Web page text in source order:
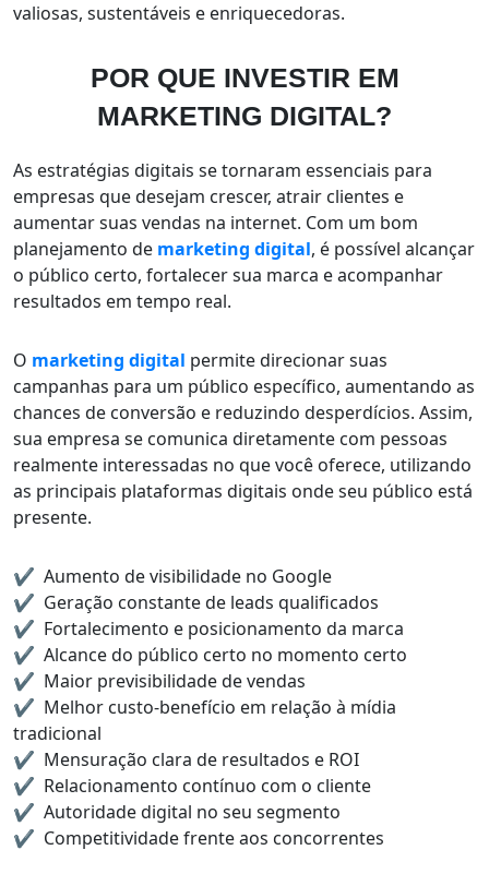
valiosas, sustentáveis e enriquecedoras.
POR QUE INVESTIR EM
MARKETING DIGITAL?
As estratégias digitais se tornaram essenciais para
empresas que desejam crescer, atrair clientes e
aumentar suas vendas na internet. Com um bom
planejamento de marketing digital, é possível alcançar
o público certo, fortalecer sua marca e acompanhar
resultados em tempo real.
O marketing digital permite direcionar suas
campanhas para um público específico, aumentando as
chances de conversão e reduzindo desperdícios. Assim,
sua empresa se comunica diretamente com pessoas
realmente interessadas no que você oferece, utilizando
as principais plataformas digitais onde seu público está
presente.
Aumento de visibilidade no Google
Geração constante de leads qualificados
Fortalecimento e posicionamento da marca
Alcance do público certo no momento certo
Maior previsibilidade de vendas
Melhor custo-benefício em relação à mídia
tradicional
Mensuração clara de resultados e ROI
Relacionamento contínuo com o cliente
Autoridade digital no seu segmento
Competitividade frente aos concorrentes